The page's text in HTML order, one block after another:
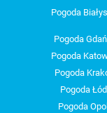
Pogoda
Pogoda
Pogoda
Pogoda
Pogoda
Pogoda